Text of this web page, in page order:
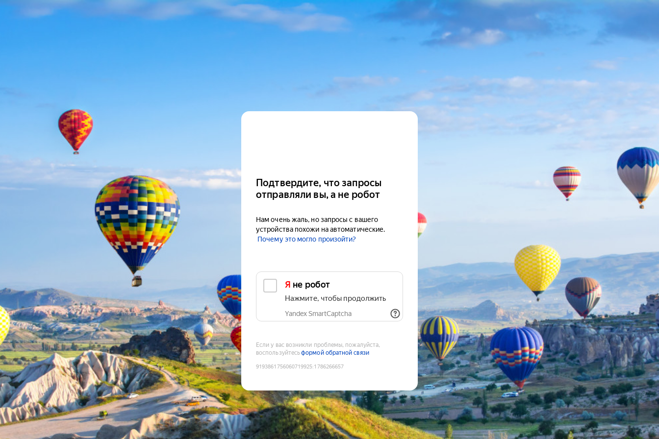
Подтвердите, что запросы
отправляли вы, а не робот
Нам очень жаль, но запросы с вашего
устройства похожи на автоматические.
Почему это могло произойти?
Я не робот
Нажмите, чтобы продолжить
Yandex SmartCaptcha
Если у вас возникли проблемы, пожалуйста,
воспользуйтесьформой обратной связи
9193861756060719925:1786266657